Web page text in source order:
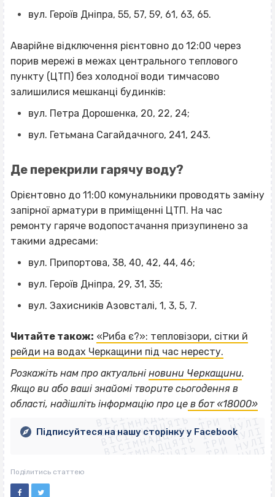
вул. Героїв Дніпра, 55, 57, 59, 61, 63, 65.
Аварійне відключення рієнтовно до 12:00 через
порив мережі в межах центрального теплового
пункту (ЦТП) без холодної води тимчасово
залишилися мешканці будинків:
вул. Петра Дорошенка, 20, 22, 24;
вул. Гетьмана Сагайдачного, 241, 243.
Де перекрили гарячу воду?
Орієнтовно до 11:00 комунальники проводять заміну
запірної арматури в приміщенні ЦТП. На час
ремонту гаряче водопостачання призупинено за
такими адресами:
вул. Припортова, 38, 40, 42, 44, 46;
вул. Героїв Дніпра, 29, 31, 35;
вул. Захисників Азовсталі, 1, 3, 5, 7.
Читайте також: «Риба є?»: тепловізори, сітки й
рейди на водах Черкащини під час нересту.
Розкажіть нам про актуальні новини Черкащини.
Якщо ви або ваші знайомі творите сьогодення в
області, надішліть інформацію про це в бот «18000»
ВІСІМНАДЦЯТЬ ТРИ НУЛІ
ВІСІМНАДЦЯТЬ ТРИ НУЛІ
ВІСІМНАДЦЯТЬ ТРИ НУЛІ
ВІСІМНАДЦЯТЬ ТРИ НУЛІ
ВІСІМНАДЦЯТЬ ТРИ НУЛІ
ВІСІМНАДЦЯТЬ ТРИ НУЛІ
ВІСІМНАДЦЯТЬ ТРИ НУЛІ
ВІСІМНАДЦЯТЬ ТРИ НУЛІ
Підписуйтеся на нашу сторінку у Facebook
Поділитись статтею